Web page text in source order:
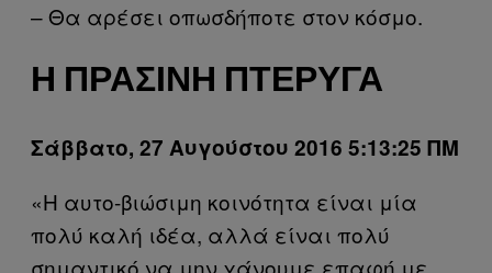
– Θα αρέσει οπωσδήποτε στον κόσμο.
Η ΠΡΆΣΙΝΗ ΠΤΈΡΥΓΑ
Σάββατο, 27 Αυγούστου 2016 5:13:25 ΠΜ
«Η αυτo-βιώσιμη κοινότητα είναι μία
πολύ καλή ιδέα, αλλά είναι πολύ